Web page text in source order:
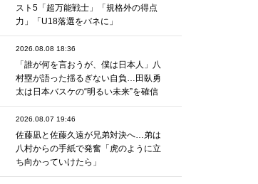
スト5「超万能戦士」「規格外の得点
力」「U18落選をバネに」
2026.08.08 18:36
「誰が何を言おうが、僕は日本人」八
村塁が語った揺るぎない自負…田臥勇
太は日本バスケの“明るい未来”を確信
2026.08.07 19:46
佐藤凪と佐藤久遠が兄弟対決へ…弟は
八村からの手紙で発奮「虎のように立
ち向かっていけたら」